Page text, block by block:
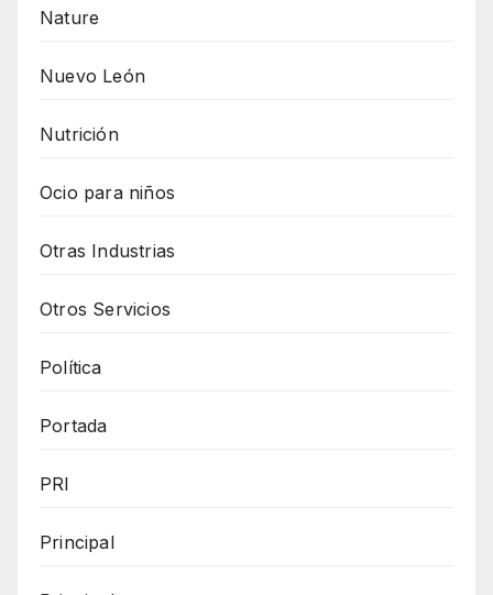
Nature
Nuevo León
Nutrición
Ocio para niños
Otras Industrias
Otros Servicios
Política
Portada
PRI
Principal